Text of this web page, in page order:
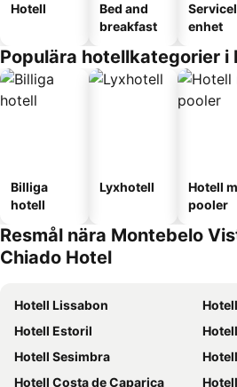
Hotell
Bed and
breakfast
enhet
Populära hotellkategorier i
Billiga
hotell
Lyxhotell
Hotell
pooler
Resmål nära Montebelo
Chiado Hotel
Hotell Lissabon
Hotell Estoril
Hotell Sesimbra
Hotell Costa de Caparica